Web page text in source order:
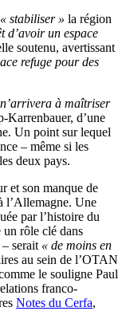
« stabiliser » la région
d’avoir un espace
soutenu, avertissant
refuge pour des
à maîtriser
Karrenbauer, d’une
Un point sur lequel
– même si les
deux pays.
et son manque de
l’Allemagne. Une
par l’histoire du
rôle clé dans
serait « de moins en
au sein de l’OTAN
le souligne Paul
franco-
Notes du Cerfa,